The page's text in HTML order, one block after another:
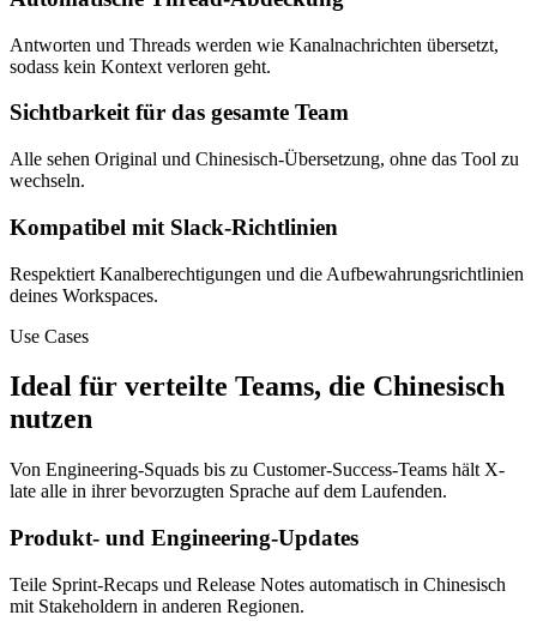
Antworten und Threads werden wie Kanalnachrichten übersetzt,
sodass kein Kontext verloren geht.
Sichtbarkeit für das gesamte Team
Alle sehen Original und Chinesisch-Übersetzung, ohne das Tool zu
wechseln.
Kompatibel mit Slack-Richtlinien
Respektiert Kanalberechtigungen und die Aufbewahrungsrichtlinien
deines Workspaces.
Use Cases
Ideal für verteilte Teams, die Chinesisch
nutzen
Von Engineering-Squads bis zu Customer-Success-Teams hält X-
late alle in ihrer bevorzugten Sprache auf dem Laufenden.
Produkt- und Engineering-Updates
Teile Sprint-Recaps und Release Notes automatisch in Chinesisch
mit Stakeholdern in anderen Regionen.